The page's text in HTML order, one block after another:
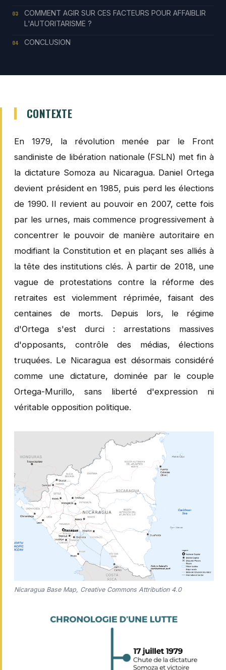
03
COMMENT AGIR SUR CES FACTEURS POUR AFFAIBLIR
L'AUTORITARISME ?
04 CONCLUSION
CONTEXTE
En 1979, la révolution menée par le Front
sandiniste de libération nationale (FSLN) met fin à
la dictature Somoza au Nicaragua. Daniel Ortega
devient président en 1985, puis perd les élections
de 1990. Il revient au pouvoir en 2007, cette fois
par les urnes, mais commence progressivement à
concentrer le pouvoir de manière autoritaire en
modifiant la Constitution et en plaçant ses alliés à
la tête des institutions clés. À partir de 2018, une
vague de protestations contre la réforme des
retraites est violemment réprimée, faisant des
centaines de morts. Depuis lors, le régime
d'Ortega s'est durci : arrestations massives
d'opposants, contrôle des médias, élections
truquées. Le Nicaragua est désormais considéré
comme une dictature, dominée par le couple
Ortega-Murillo, sans liberté d'expression ni
véritable opposition politique.
Nicaragua Base Map, Creative Commons Attribution 4.0